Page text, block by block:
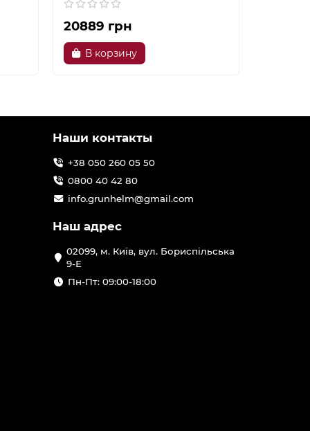
20889 грн
В корзину
Наши контакты
+38 050 260 05 50
0800 40 42 80
info.grunhelm@gmail.com
Наш адрес
02099, м. Київ, вул. Бориспільська
9-Е
Пн-Пт: 09:00-18:00